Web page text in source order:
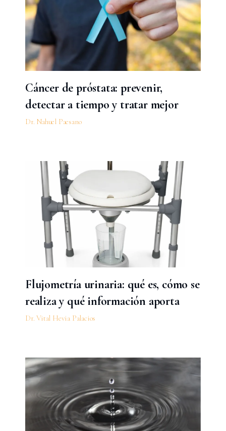
Cáncer de próstata: prevenir,
detectar a tiempo y tratar mejor
Dr. Nahuel Paesano
Flujometría urinaria: qué es, cómo se
realiza y qué información aporta
Dr. Vital Hevia Palacios